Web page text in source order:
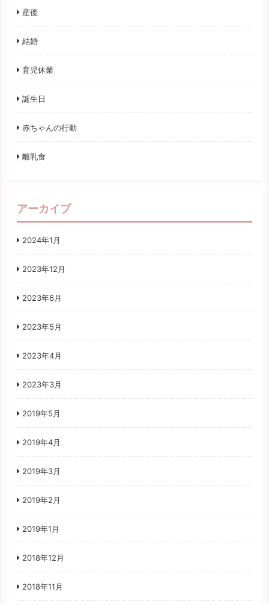
産後
結婚
育児休業
誕生日
赤ちゃんの行動
離乳食
アーカイブ
2024年1月
2023年12月
2023年6月
2023年5月
2023年4月
2023年3月
2019年5月
2019年4月
2019年3月
2019年2月
2019年1月
2018年12月
2018年11月